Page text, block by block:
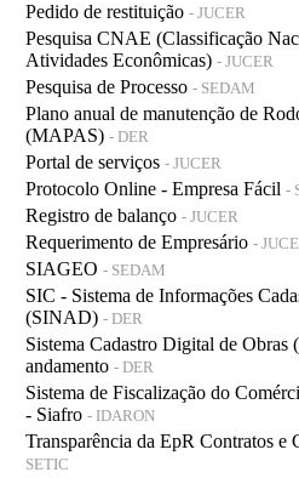
Pedido de restituição - JUCER
Pesquisa CNAE (Classificação
Atividades Econômicas) - JUCER
Pesquisa de Processo - SEDAM
Plano anual de manutenção de
(MAPAS) - DER
Portal de serviços - JUCER
Protocolo Online - Empresa Fácil -
Registro de balanço - JUCER
Requerimento de Empresário -
SIAGEO - SEDAM
SIC - Sistema de Informações
(SINAD) - DER
Sistema Cadastro Digital de
andamento - DER
Sistema de Fiscalização do
- Siafro - IDARON
Transparência da EpR Contratos e
SETIC